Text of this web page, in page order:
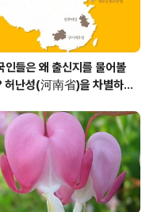
인들은 왜 출신지를 물어볼
허난성(河南省)을 차별하는